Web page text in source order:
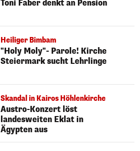
Toni Faber denkt an Pension
Heiliger Bimbam
"Holy Moly"- Parole! Kirche
Steiermark sucht Lehrlinge
Skandal in Kairos Höhlenkirche
Austro-Konzert löst
landesweiten Eklat in
Ägypten aus